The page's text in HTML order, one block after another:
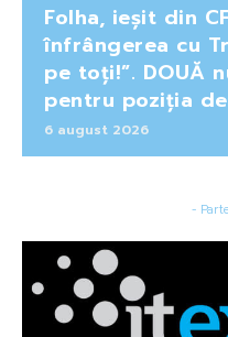
Folha, ieșit din
înfrângerea cu
pe toți!”. DOUĂ
pentru poziția
6 august 2026
-